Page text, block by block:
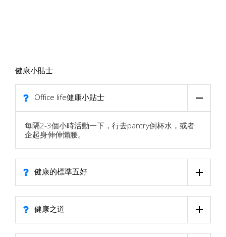
健康小貼士
Office life健康小貼士
每隔2-3個小時活動一下，行去pantry倒杯水，或者
企起身伸伸懶腰。
健康的標準五好
健康之道